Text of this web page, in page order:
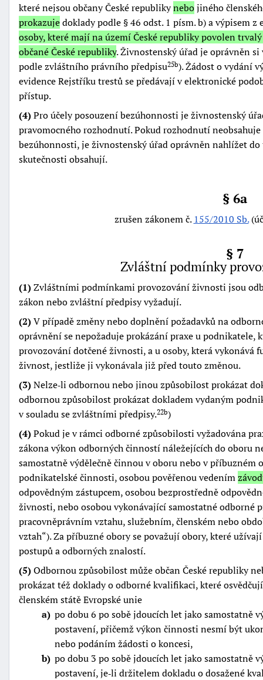
které nejsou občany České republikynebojiného
prokazujedoklady podle § 46 odst. 1 písm. b) a výpisem
osoby, které mají na území České republiky povolen
občané České republiky. Živnostenský úřad je oprávněn
podle zvláštního právního předpisu25b). Žádost o vydání
evidence Rejstříku trestů se předávají v elektronické
přístup.
(4)Pro účely posouzení bezúhonnosti je živnostenský
pravomocného rozhodnutí. Pokud rozhodnutí
bezúhonnosti, je živnostenský úřad oprávněn nahlížet
skutečnosti obsahují.
§ 6a
zrušen zákonem č. 155/2010 Sb.
§ 7
Zvláštní podmínky
(1)Zvláštními podmínkami provozování živnosti jsou
zákon nebo zvláštní předpisy vyžadují.
(2)V případě změny nebo doplnění požadavků na
oprávnění se nepožaduje prokázání praxe u
provozování dotčené živnosti, a u osoby, která vykonává
živnost, jestliže ji vykonávala již před touto změnou.
(3)Nelze‑li odbornou nebo jinou způsobilost prokázat
odbornou způsobilost prokázat dokladem vydaným
v souladu se zvláštními předpisy.22b)
(4)Pokud je v rámci odborné způsobilosti vyžadována
zákona výkon odborných činností náležejících do oboru
samostatně výdělečně činnou v oboru nebo v příbuzném
podnikatelské činnosti, osobou pověřenou vedením
odpovědným zástupcem, osobou bezprostředně
živnosti, nebo osobou vykonávající samostatné odborné
pracovněprávním vztahu, služebním, členském nebo
vztah ). Za příbuzné obory se považují obory, které
postupů a odborných znalostí.
(5)Odbornou způsobilost může občan České republiky
prokázat též doklady o odborné kvalifikaci, které
členském státě Evropské unie
a po dobu 6 po sobě jdoucích let jako samostatně
postavení, přičemž výkon činnosti nesmí být
nebo podáním žádosti o koncesi,
b po dobu 3 po sobě jdoucích let jako samostatně
postavení, je‑li držitelem dokladu o dosažené